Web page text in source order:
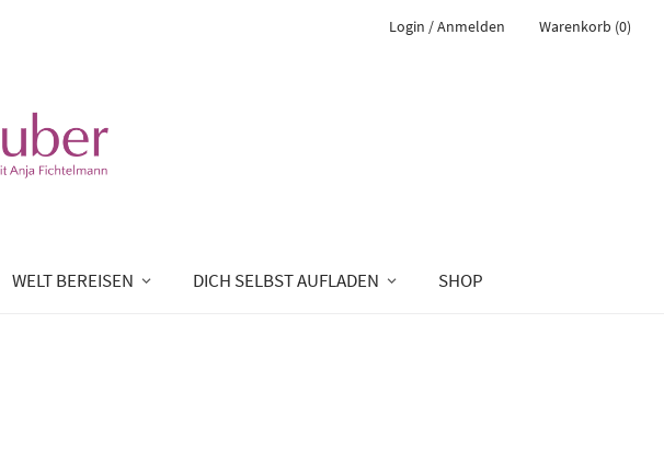
Login / Anmelden Warenkorb (0)
WELT BEREISEN DICH SELBST AUFLADEN SHOP